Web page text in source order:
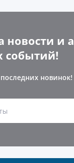
новости и
событий!
новинок!